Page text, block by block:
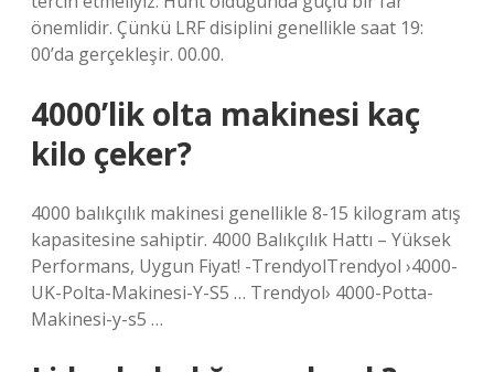
önemlidir. Çünkü LRF disiplini genellikle saat 19:
00’da gerçekleşir. 00.00.
4000’lik olta makinesi kaç
kilo çeker?
4000 balıkçılık makinesi genellikle 8-15 kilogram atış
kapasitesine sahiptir. 4000 Balıkçılık Hattı – Yüksek
Performans, Uygun Fiyat! -TrendyolTrendyol ›4000-
UK-Polta-Makinesi-Y-S5 … Trendyol› 4000-Potta-
Makinesi-y-s5 …